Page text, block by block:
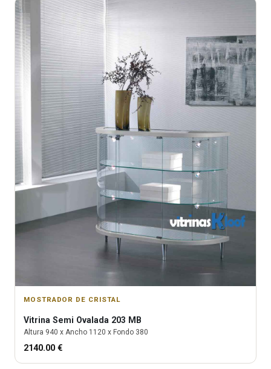
MOSTRADOR DE CRISTAL
Vitrina Semi Ovalada 203 MB
Altura 940 x Ancho 1120 x Fondo 380
2140.00 €